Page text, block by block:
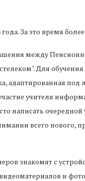
года. За это время
между
Для
адаптированная
учителя
написать
всего нового,
знакомят с
и